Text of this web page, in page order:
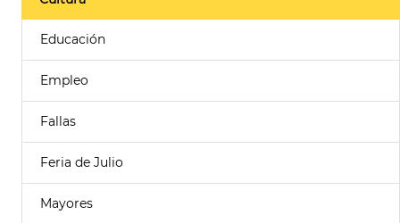
Educación
Empleo
Fallas
Feria de Julio
Mayores